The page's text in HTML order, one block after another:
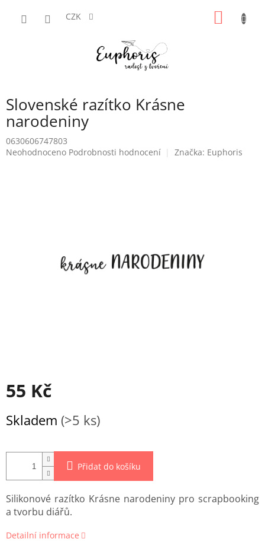
CZK
Slovenské razítko Krásne
narodeniny
0630606747803
Průměrné
Neohodnoceno Podrobnosti hodnocení Značka: Euphoris
55 Kč
cena:
Skladem (>5 ks)
Přidat do košíku
Silikonové razítko Krásne narodeniny pro scrapbooking
a tvorbu diářů.
Detailní informace